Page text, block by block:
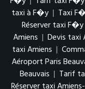
taxi à F�y | Taxi
Réserver taxi F�y
Amiens | Devis taxi
taxi Amiens |
Aéroport Paris
Beauvais | Tarif